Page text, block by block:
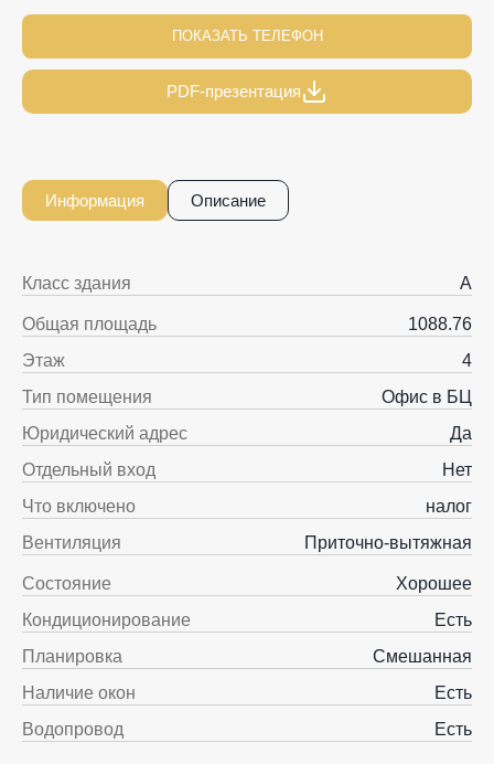
ПОКАЗАТЬ ТЕЛЕФОН
PDF-презентация
Информация Описание
Класс здания A
Общая площадь
1088.76
Этаж
4
Тип помещения
Офис в БЦ
Юридический адрес
Да
Отдельный вход
Нет
Что включено
налог
Вентиляция
Приточно-вытяжная
Состояние
Хорошее
Кондиционирование
Есть
Планировка
Смешанная
Наличие окон
Есть
Водопровод
Есть